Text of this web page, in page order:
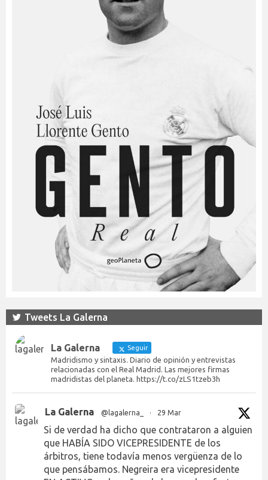
Tweets La Galerna
La Galerna Seguir
Madridismo y sintaxis. Diario de opinión y entrevistas
relacionadas con el Real Madrid. Las mejores firmas
madridistas del planeta. https://t.co/zLS1tzeb3h
La Galerna @lagalerna_ · 29 Mar
Si de verdad ha dicho que contrataron a alguien
que HABÍA SIDO VICEPRESIDENTE de los
árbitros, tiene todavía menos vergüenza de lo
que pensábamos. Negreira era vicepresidente